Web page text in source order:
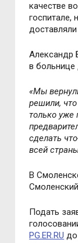
качестве
госпитале,
Александр
в
«Мы
решили,
только уже
сделать
всей
В
Подать
PG.ER.RU до